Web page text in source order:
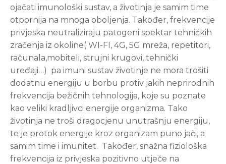
ojačati imunološki sustav, a životinja je samim time
otpornija na mnoga oboljenja. Također, frekvencije
privjeska neutraliziraju patogeni spektar tehničkih
zračenja iz okoline( WI-FI, 4G, 5G mreža, repetitori,
računala,mobiteli, strujni krugovi, tehnički
uređaji…) pa imuni sustav životinje ne mora trošiti
dodatnu energiju u borbu protiv jakih neprirodnih
frekvencija bežičnih tehnologija, koje su poznate
kao veliki kradljivci energije organizma. Tako
životinja ne troši dragocjenu unutrašnju energiju,
te je protok energije kroz organizam puno jači, a
samim time i imunitet. Također, snažna fiziološka
frekvencija iz privjeska pozitivno utječe na